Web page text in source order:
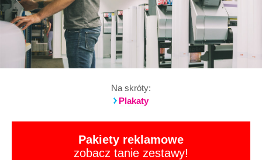
Na skróty:
Plakaty
Pakiety reklamowe
zobacz tanie zestawy!